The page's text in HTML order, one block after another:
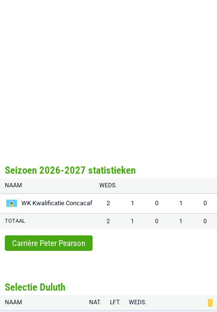
Seizoen 2026-2027 statistieken
NAAM WEDS.
WK Kwalificatie Concacaf 2 1 0 1 0
TOTAAL 2 1 0 1 0
Carrière Peter Pearson
Selectie Duluth
NAAM NAT. LFT. WEDS.